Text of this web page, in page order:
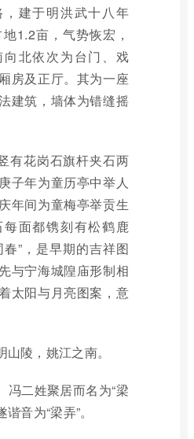
建于明洪武十八年
地1.2亩，气势恢宏，
北依次为台门、戏
房及正厅。其为一座
建筑，墙体为错缝摇
有花岗石旗杆夹石两
子年为童历亭中举人
年间为童梅亭举贡生
面都镌刻有松鹤鹿
”，是早期的吉祥图
与宁海城隍庙形制相
太阳与月亮图案，意
陵，姚江之南。
冯二姓聚居而名为“梁
音为“梁弄”。